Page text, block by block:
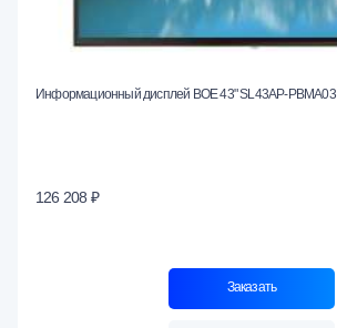
Информационный дисплей BOE 43" SL43AP-PBMA03
126 208 ₽
Заказать